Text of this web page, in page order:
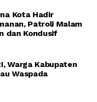
Kota Hadir
Patroli Malam
dan Kondusif
Warga Kabupaten
Waspada